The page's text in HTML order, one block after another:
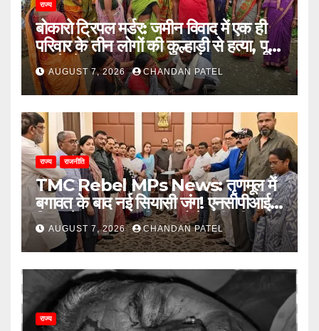
राज्य
बोकारो ट्रिपल मर्डर: जमीन विवाद में एक ही
परिवार के तीन लोगों की कुल्हाड़ी से हत्या, पूरे
इलाके में दहशत
AUGUST 7, 2026 CHANDAN PATEL
राज्य राजनीति
TMC Rebel MPs News: तृणमूल में
बगावत के बाद नई सियासी जंग! एनसीपीआई में
विलय के बावजूद बागी सांसदों में बढ़ी खींचतान,
भाजपा को लेकर भी दो राय
AUGUST 7, 2026 CHANDAN PATEL
राज्य